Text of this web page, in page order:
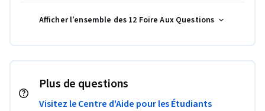
Afficher l’ensemble des 12 Foire Aux Questions
Plus de questions
Visitez le Centre d'Aide pour les Étudiants